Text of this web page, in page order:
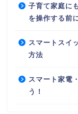
子育て家庭に
を操作する前
スマートスイ
方法
スマート家電
う！